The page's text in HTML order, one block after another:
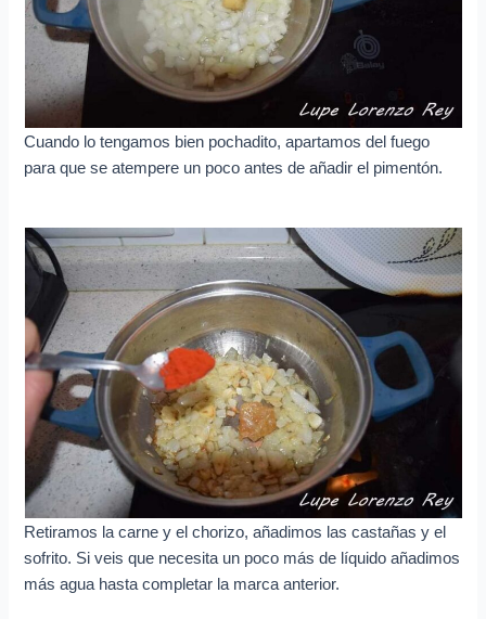
Cuando lo tengamos bien pochadito, apartamos del fuego
para que se atempere un poco antes de añadir el pimentón.
Retiramos la carne y el chorizo, añadimos las castañas y el
sofrito. Si veis que necesita un poco más de líquido añadimos
más agua hasta completar la marca anterior.